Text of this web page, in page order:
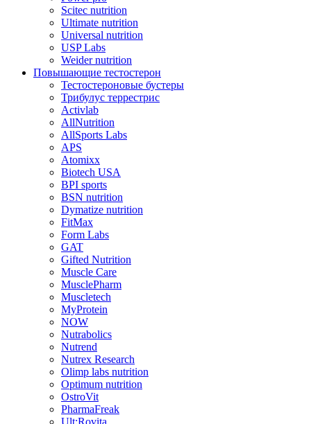
Scitec nutrition
Ultimate nutrition
Universal nutrition
USP Labs
Weider nutrition
Повышающие тестостерон
Тестостероновые бустеры
Трибулус террестрис
Activlab
AllNutrition
AllSports Labs
APS
Atomixx
Biotech USA
BPI sports
BSN nutrition
Dymatize nutrition
FitMax
Form Labs
GAT
Gifted Nutrition
Muscle Care
MusclePharm
Muscletech
MyProtein
NOW
Nutrabolics
Nutrend
Nutrex Research
Olimp labs nutrition
Optimum nutrition
OstroVit
PharmaFreak
Ult:Rovita